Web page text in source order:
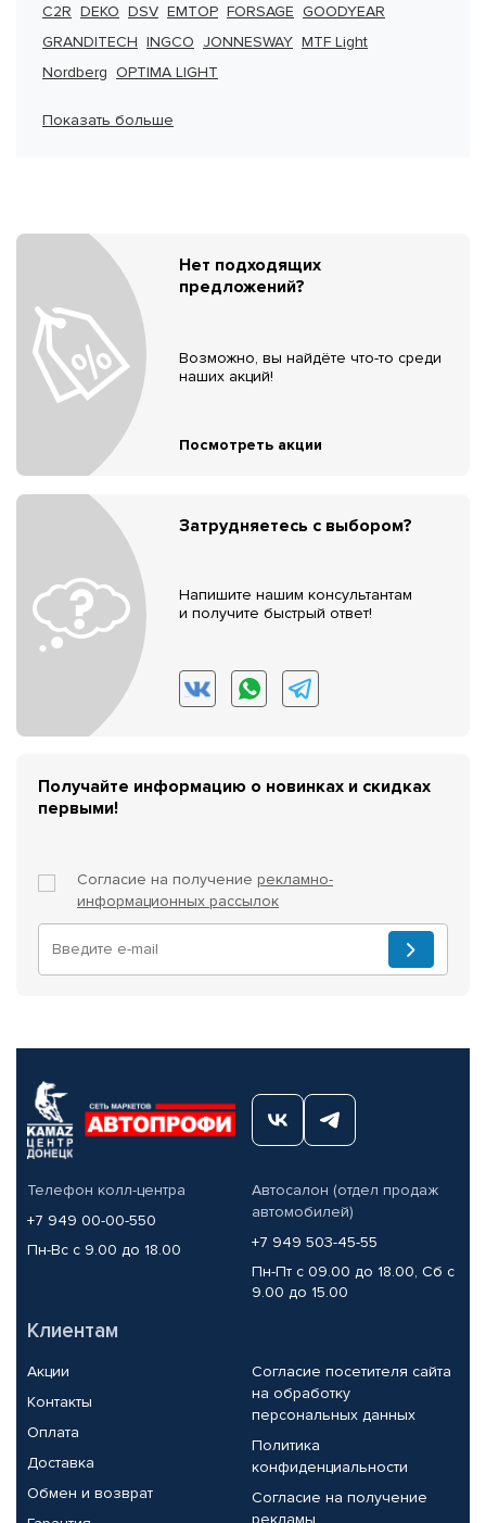
C2R DEKO DSV EMTOP FORSAGE GOODYEAR
GRANDITECH INGCO JONNESWAY MTF Light
Nordberg OPTIMA LIGHT
Показать больше
Нет подходящих
предложений?
Возможно, вы найдёте что-то среди
наших акций!
Посмотреть акции
Затрудняетесь с выбором?
Напишите нашим консультантам
и получите быстрый ответ!
Получайте информацию о новинках и скидках
первыми!
Согласие на получение рекламно-
информационных рассылок
Телефон колл-центра
+7 949 00-00-550
Пн-Вс с 9.00 до 18.00
Автосалон (отдел продаж
автомобилей)
+7 949 503-45-55
Пн-Пт с 09.00 до 18.00, Сб с
9.00 до 15.00
Клиентам
Акции
Контакты
Оплата
Доставка
Обмен и возврат
Согласие посетителя сайта
на обработку
персональных данных
Политика
конфиденциальности
Согласие на получение